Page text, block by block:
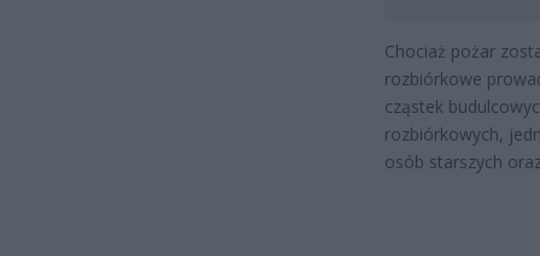
Chociaż pożar
rozbiórkowe
cząstek
rozbiórkowych,
osób starszych